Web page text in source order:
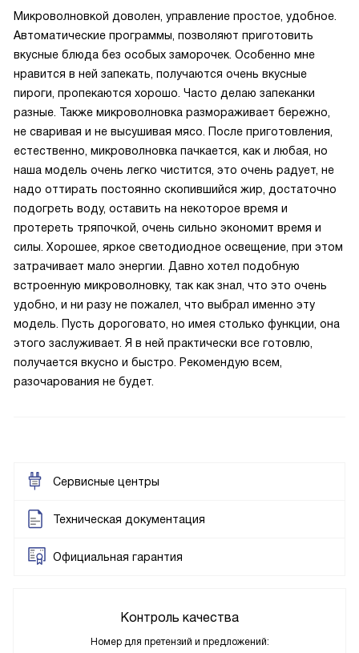
Микроволновкой доволен, управление простое, удобное.
Автоматические программы, позволяют приготовить
вкусные блюда без особых заморочек. Особенно мне
нравится в ней запекать, получаются очень вкусные
пироги, пропекаются хорошо. Часто делаю запеканки
разные. Также микроволновка размораживает бережно,
не сваривая и не высушивая мясо. После приготовления,
естественно, микроволновка пачкается, как и любая, но
наша модель очень легко чистится, это очень радует, не
надо оттирать постоянно скопившийся жир, достаточно
подогреть воду, оставить на некоторое время и
протереть тряпочкой, очень сильно экономит время и
силы. Хорошее, яркое светодиодное освещение, при этом
затрачивает мало энергии. Давно хотел подобную
встроенную микроволновку, так как знал, что это очень
удобно, и ни разу не пожалел, что выбрал именно эту
модель. Пусть дороговато, но имея столько функции, она
этого заслуживает. Я в ней практически все готовлю,
получается вкусно и быстро. Рекомендую всем,
разочарования не будет.
Сервисные центры
Техническая документация
Официальная гарантия
Контроль качества
Номер для претензий и предложений: